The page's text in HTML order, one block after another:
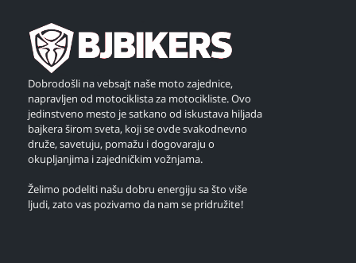
Dobrodošli na vebsajt naše moto zajednice,
napravljen od motociklista za motocikliste. Ovo
jedinstveno mesto je satkano od iskustava hiljada
bajkera širom sveta, koji se ovde svakodnevno
druže, savetuju, pomažu i dogovaraju o
okupljanjima i zajedničkim vožnjama.
Želimo podeliti našu dobru energiju sa što više
ljudi, zato vas pozivamo da nam se pridružite!